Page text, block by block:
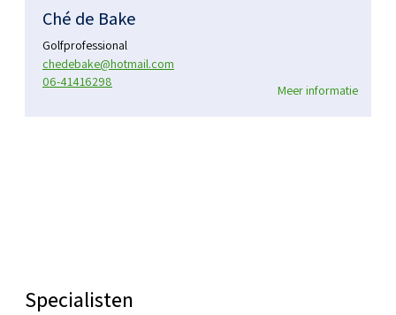
Ché de Bake
Golfprofessional
chedebake@hotmail.com
06-41416298
Meer informatie
Specialisten